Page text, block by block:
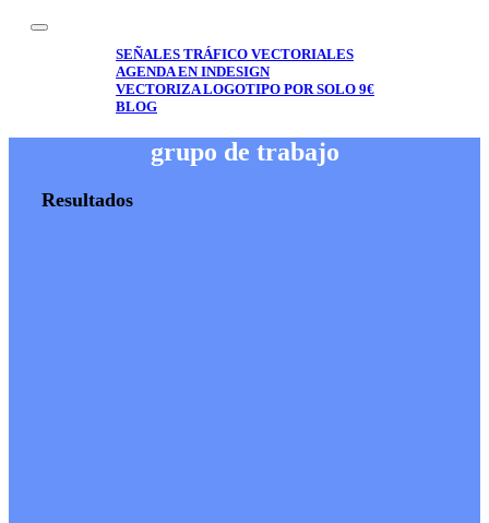
SEÑALES TRÁFICO VECTORIALES
AGENDA EN INDESIGN
VECTORIZA LOGOTIPO POR SOLO 9€
BLOG
grupo de trabajo
Resultados